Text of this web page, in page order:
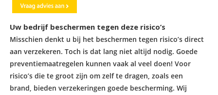
Uw bedrijf beschermen tegen deze risico’s
Misschien denkt u bij het beschermen tegen risico’s direct
aan verzekeren. Toch is dat lang niet altijd nodig. Goede
preventiemaatregelen kunnen vaak al veel doen! Voor
risico’s die te groot zijn om zelf te dragen, zoals een
brand, bieden verzekeringen goede bescherming. Wij